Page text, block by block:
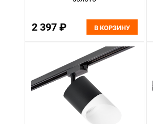
2 397 ₽ В КОРЗИНУ